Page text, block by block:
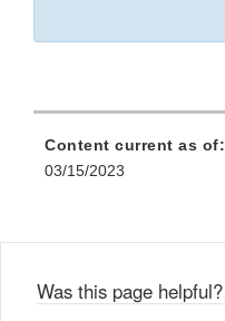
Content current as of:
03/15/2023
Was this page helpful?